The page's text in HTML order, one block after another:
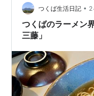
つくば生活日記 • 2
つくばのラーメン
三藤」